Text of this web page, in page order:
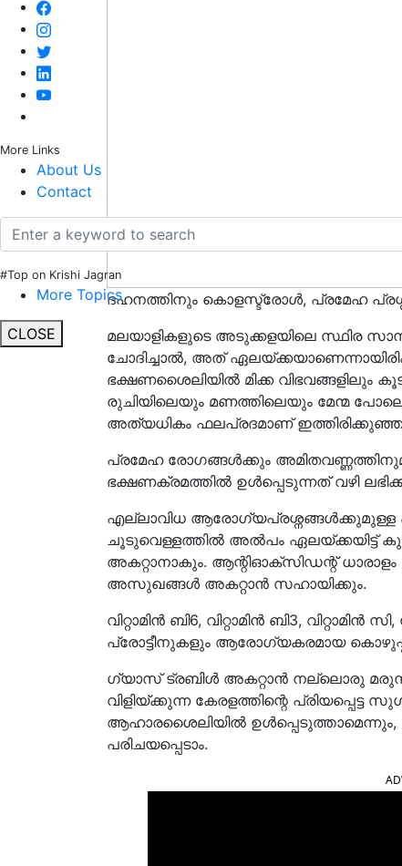
More Links
About Us
Contact
#Top on Krishi Jagran
More Topics
CLOSE
ദഹനത്തിനും കൊളസ്ട്രോൾ, പ്രമേഹ
മലയാളികളുടെ അടുക്കളയിലെ സ്ഥിര
ചോദിച്ചാൽ, അത്
ഭക്ഷണശൈലിയിൽ മിക്ക വിഭവങ്ങളിലും
രുചിയിലെയും മണത്തിലെയും മേന്മ
അത്യധികം ഫലപ്രദമാണ്
പ്രമേഹ രോഗങ്ങൾക്കും
ഭക്ഷണക്രമത്തിൽ ഉൾപ്പെടുന്നത് വഴി
എല്ലാവിധ ആരോ​ഗ്യപ്രശ്നങ്ങൾക്കുമുള്ള
ചൂടുവെള്ളത്തിൽ അൽപം ഏലയ്ക്കയിട്ട്
അകറ്റാനാകും. ആന്റിഓക്സിഡന്റ്
അസുഖങ്ങൾ അകറ്റാൻ സഹായിക്കും. ​​​
വിറ്റാമിൻ ബി6, വിറ്റാമിൻ ബി3,
പ്രോട്ടീനുകളും ആരോഗ്യകരമായ
ഗ്യാസ് ട്രബിൾ അകറ്റാൻ നല്ലൊരു
വിളിയ്ക്കുന്ന കേരളത്തിന്റെ
ആഹാരശൈലിയിൽ
പരിചയപ്പെടാം.